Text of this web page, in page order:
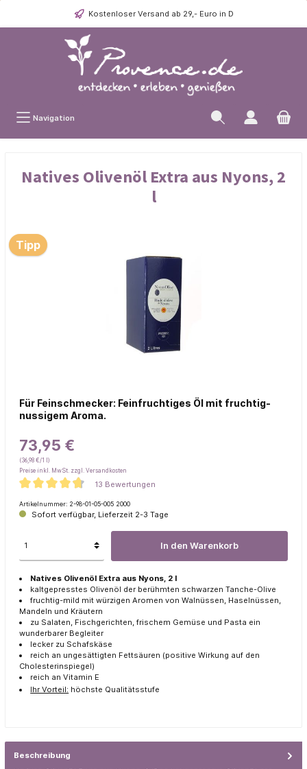
Kostenloser Versand ab 29,- Euro in D
Navigation
Natives Olivenöl Extra aus Nyons, 2
l
Tipp
Für Feinschmecker: Feinfruchtiges Öl mit fruchtig-
nussigem Aroma.
73,95 €
(36,98 €/1 l)
Preise inkl. MwSt. zzgl. Versandkosten
13 Bewertungen
Artikelnummer: 2-98-01-05-005 2000
Sofort verfügbar, Lieferzeit 2-3 Tage
In den Warenkorb
Natives Olivenöl Extra aus Nyons, 2 l
kaltgepresstes Olivenöl der berühmten schwarzen Tanche-Olive
fruchtig-mild mit würzigen Aromen von Walnüssen, Haselnüssen,
Mandeln und Kräutern
zu Salaten, Fischgerichten, frischem Gemüse und Pasta ein
wunderbarer Begleiter
lecker zu Schafskäse
reich an ungesättigten Fettsäuren (positive Wirkung auf den
Cholesterinspiegel)
reich an Vitamin E
Ihr Vorteil: höchste Qualitätsstufe
Beschreibung